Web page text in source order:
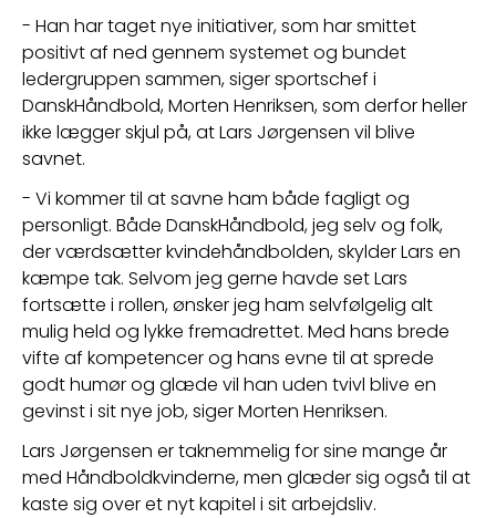
- Han har taget nye initiativer, som har smittet
positivt af ned gennem systemet og bundet
ledergruppen sammen, siger sportschef i
DanskHåndbold, Morten Henriksen, som derfor heller
ikke lægger skjul på, at Lars Jørgensen vil blive
savnet.
- Vi kommer til at savne ham både fagligt og
personligt. Både DanskHåndbold, jeg selv og folk,
der værdsætter kvindehåndbolden, skylder Lars en
kæmpe tak. Selvom jeg gerne havde set Lars
fortsætte i rollen, ønsker jeg ham selvfølgelig alt
mulig held og lykke fremadrettet. Med hans brede
vifte af kompetencer og hans evne til at sprede
godt humør og glæde vil han uden tvivl blive en
gevinst i sit nye job, siger Morten Henriksen.
Lars Jørgensen er taknemmelig for sine mange år
med Håndboldkvinderne, men glæder sig også til at
kaste sig over et nyt kapitel i sit arbejdsliv.